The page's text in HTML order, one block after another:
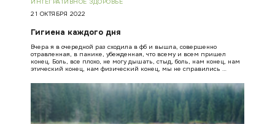
21 ОКТЯБРЯ 2022
Гигиена каждого дня
Вчера я в очередной раз сходила в фб и вышла, совершенно
отравленная, в панике, убежденная, что всему и всем пришел
конец. Боль, все плохо, не могу дышать, стыд, боль, нам конец, нам
этический конец, нам физический конец, мы не справились …